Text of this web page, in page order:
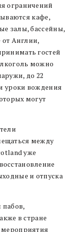
ограничений
кафе,
залы, бассейны,
от Англии,
гостей
можно
до 22
уроки вождения
могут
между
уже
и отпуска
в стране
мероприятия